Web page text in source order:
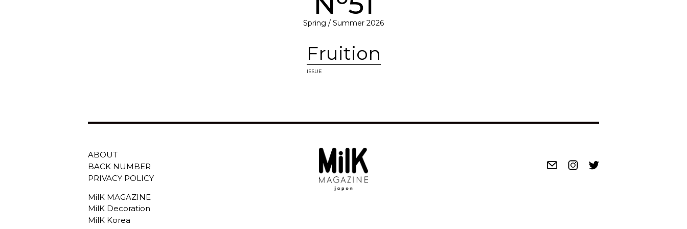
Spring / Summer 2026
Fruition
ISSUE
ABOUT
BACK NUMBER
PRIVACY POLICY
MilK MAGAZINE
MilK Decoration
MilK Korea